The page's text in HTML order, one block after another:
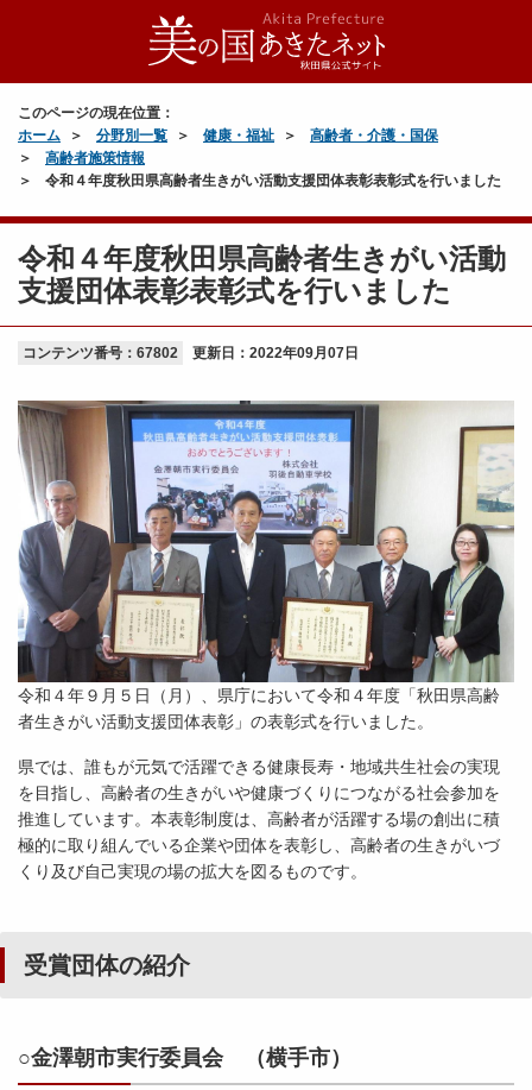
このページの現在位置：
ホーム
分野別一覧 健康・福祉
高齢者・介護・国保
高齢者施策情報
令和４年度秋田県高齢者生きがい活動支援団体表彰表彰式を行いました
令和４年度秋田県高齢者生きがい活動
支援団体表彰表彰式を行いました
コンテンツ番号：67802 更新日： 2022年09月07日
令和４年９月５日（月）、県庁において令和４年度「秋田県高齢
者生きがい活動支援団体表彰」の表彰式を行いました。
県では、誰もが元気で活躍できる健康長寿・地域共生社会の実現
を目指し、高齢者の生きがいや健康づくりにつながる社会参加を
推進しています。本表彰制度は、高齢者が活躍する場の創出に積
極的に取り組んでいる企業や団体を表彰し、高齢者の生きがいづ
くり及び自己実現の場の拡大を図るものです。
受賞団体の紹介
○金澤朝市実行委員会 （横手市）